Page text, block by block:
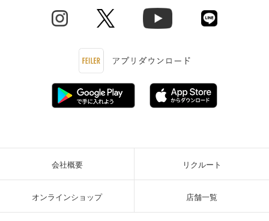
会社概要 リクルート
オンラインショップ 店舗一覧